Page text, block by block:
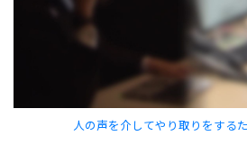
人の声を介してやり取りをする